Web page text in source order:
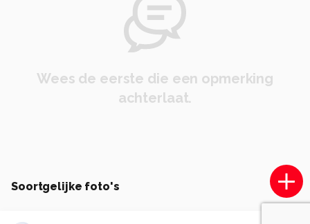
Wees de eerste die een opmerking
achterlaat.
Soortgelijke foto's